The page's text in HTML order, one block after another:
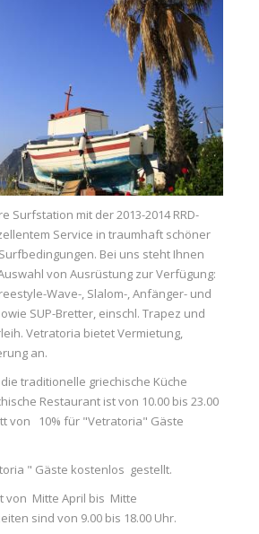
Surfstation mit der 2013-2014 RRD-
Service in traumhaft schöner
Bei uns steht Ihnen
von Ausrüstung zur Verfügung:
Wave-, Slalom-, Anfänger- und
SUP-Bretter, einschl. Trapez und
Vetratoria bietet Vermietung,
an.
traditionelle griechische Küche
Restaurant ist von 10.00 bis 23.00
von 10% für "Vetratoria" Gäste
" Gäste kostenlos gestellt.
von Mitte April bis Mitte
sind von 9.00 bis 18.00 Uhr.